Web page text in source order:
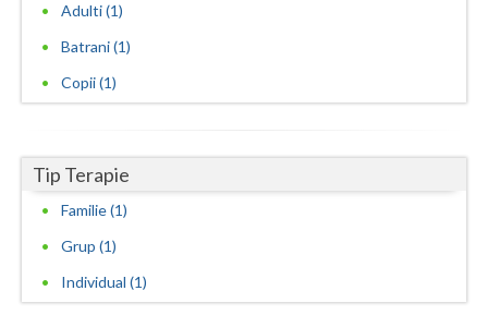
Ilfov
Maramures
Mures
Neamt
Prahova
Adulti (1)
Batrani (1)
Copii (1)
Tip Terapie
Familie (1)
Grup (1)
Individual (1)